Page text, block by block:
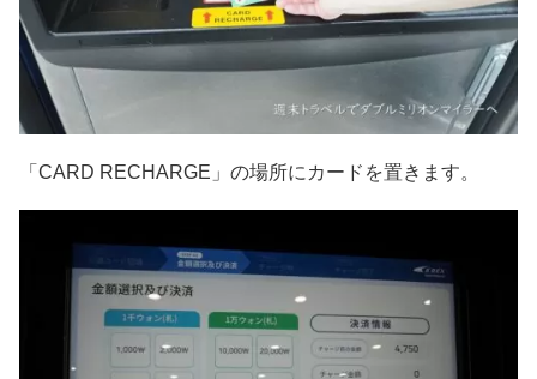
「CARD RECHARGE」の場所にカードを置きます。